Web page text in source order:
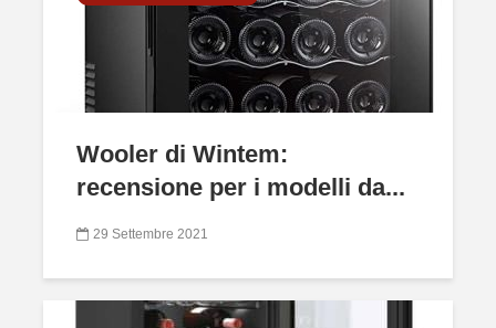
Wooler di Wintem:
recensione per i modelli da...
29 Settembre 2021